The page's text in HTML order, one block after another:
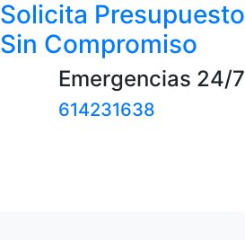
Solicita Presupuesto
Sin Compromiso
Emergencias 24/7
614231638